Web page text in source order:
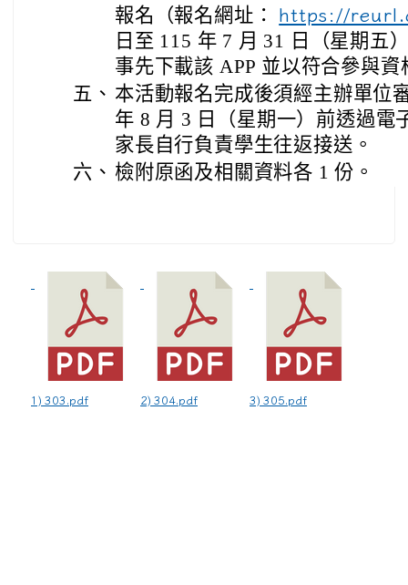
報名（報名網址：
https://
日至 115 年 7 月 31 日（星期五
事先下載該 APP 並以符合參與
五、 本活動報名完成後須經主辦單位
年 8 月 3 日（星期一）前透過電
家長自行負責學生往返接送。
六、 檢附原函及相關資料各 1 份。
1) 303.pdf 2) 304.pdf 3) 305.pdf